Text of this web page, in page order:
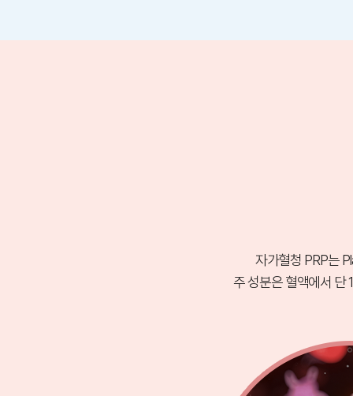
자가혈청 PRP는
주 성분은 혈액에서 단